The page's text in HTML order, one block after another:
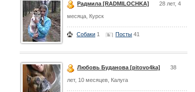
Радмила [RADMILOCHKA] 28 лет, 4
месяца, Курск
Собаки 1 Посты 41
Любовь Буданова [pitovo4ka] 38
лет, 10 месяцев, Калуга